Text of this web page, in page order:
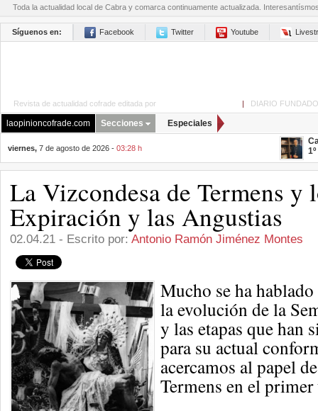
Toda la actualidad local de Cabra y comarca continuamente actualizada.
Síguenos en: Facebook Twitter Youtube
Revista de actualidad cofrade editada por | DIARIO
laopinioncofrade.com Secciones Especiales
viernes, 7 de agosto de 2026 - 03:28 h
La Vizcondesa de Termens y
Expiración y las Angustias
02.04.21 - Escrito por: Antonio Ramón Jiménez Montes
Mucho se ha
la evolución de la
y las etapas que han
para su actual
acercamos al papel
Termens en el